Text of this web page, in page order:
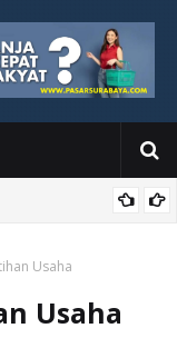
Usaha
Usaha